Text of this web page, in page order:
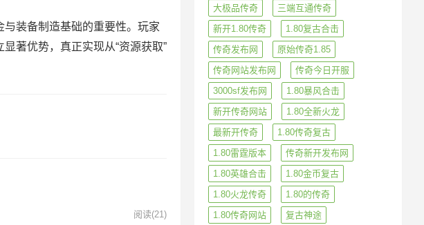
装备制造基础的重要性。玩家
著优势，真正实现从“资源获取”
阅读(21)
大极品传奇
三端互通传奇
新开1.80传奇
1.80复古合击
传奇发布网
原始传奇1.85
传奇网站发布网
传奇今日开服
3000sf发布网
1.80暴风合击
新开传奇网站
1.80全新火龙
最新开传奇
1.80传奇复古
1.80雷霆版本
传奇新开发布网
1.80英雄合击
1.80金币复古
1.80火龙传奇
1.80的传奇
1.80传奇网站
复古神途